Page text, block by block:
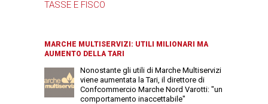
TASSE E FISCO
MARCHE MULTISERVIZI: UTILI MILIONARI MA
AUMENTO DELLA TARI
Nonostante gli utili di Marche Multiservizi
viene aumentata la Tari, il direttore di
Confcommercio Marche Nord Varotti: "un
comportamento inaccettabile"